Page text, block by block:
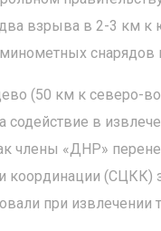
взрыва в 2-3 км к
снарядов
(50 км к северо-
содействие в
члены «ДНР»
координации (СЦКК)
при извлечении